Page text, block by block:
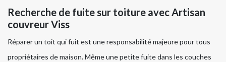
Recherche de fuite sur toiture avec Artisan
couvreur Viss
Réparer un toit qui fuit est une responsabilité majeure pour tous
propriétaires de maison. Même une petite fuite dans les couches